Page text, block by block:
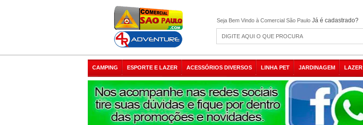
Seja Bem Vindo à Comercial São Paulo Já é cadastrado?
CAMPING ESPORTE E LAZER ACESSÓRIOS DIVERSOS LINHA PET JARDINAGEM LAZER